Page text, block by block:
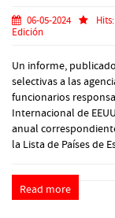
06-05-2024 Hits:
Edición
Un informe,
selectivas a las
funcionarios
Internacional de
anual
la Lista de Países de
Read more